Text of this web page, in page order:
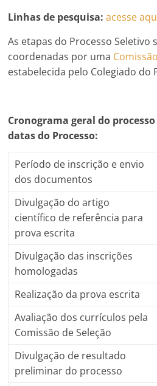
Linhas de pesquisa: acesse
As etapas do Processo Seletivo
coordenadas por uma
estabelecida pelo Colegiado do
Cronograma geral do
datas do Processo:
Período de inscrição e envio
dos documentos
Divulgação do artigo
científico de referência para
prova escrita
Divulgação das inscrições
homologadas
Realização da prova escrita
Avaliação dos currículos pela
Comissão de Seleção
Divulgação de resultado
preliminar do processo